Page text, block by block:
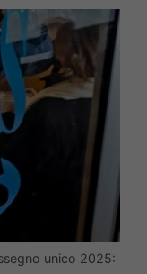
unico 2025: